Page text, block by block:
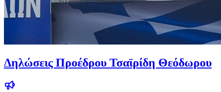
Δηλώσεις Προέδρου Τσαϊρίδη Θεόδωρου